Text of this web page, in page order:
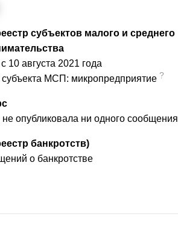
субъектов малого и среднего
10 августа 2021 года
субъекта МСП: микропредприятие ?
опубликовала ни одного сообщения
банкротств)
о банкротстве